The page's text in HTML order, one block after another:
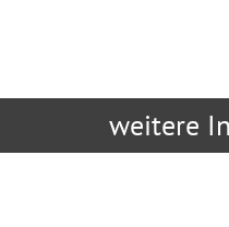
weitere